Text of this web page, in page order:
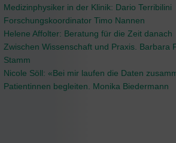
Medizinphysiker in der Klinik: Dario Terribilini
Forschungskoordinator Timo Nannen
Helene Affolter: Beratung für die Zeit danach
Zwischen Wissenschaft und Praxis. Barbara
Stamm
Nicole Söll: «Bei mir laufen die Daten
Patientinnen begleiten. Monika Biedermann